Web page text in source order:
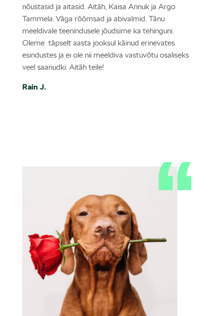
nõustasid ja aitasid. Aitäh, Kaisa Annuk ja Argo
Tammela. Väga rõõmsad ja abivalmid. Tänu
meeldivale teenindusele jõudsime ka tehinguni.
Oleme täpselt aasta jooksul käinud erinevates
esindustes ja ei ole nii meeldiva vastuvõtu osaliseks
veel saanudki. Aitäh teile!
Rain J.